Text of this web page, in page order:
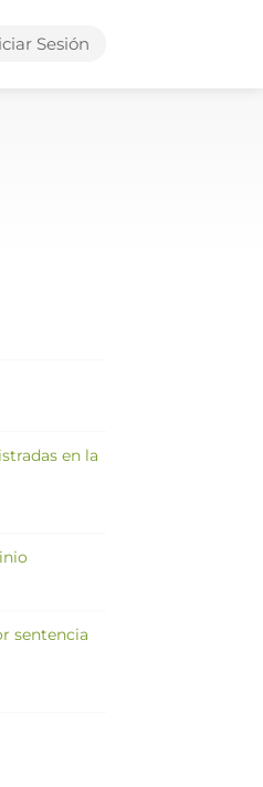
Sesión
en la
sentencia